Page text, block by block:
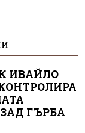
ИВАЙЛО
ГЪРБА